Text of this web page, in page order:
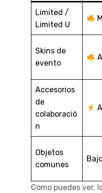
Limited /
Limited U
Skins de
evento
Accesorios
de
colaboració
n
Objetos
comunes
Como puedes ver,